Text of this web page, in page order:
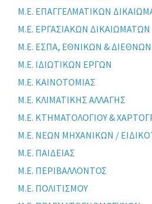
Μ.Ε. ΕΠΑΓΓΕΛΜΑΤΙΚΩΝ
Μ.Ε. ΕΡΓΑΣΙΑΚΩΝ ΔΙΚΑΙΩΜΑΤΩΝ
Μ.Ε. ΕΣΠΑ, ΕΘΝΙΚΩΝ &
Μ.Ε. ΙΔΙΩΤΙΚΩΝ ΕΡΓΩΝ
Μ.Ε. ΚΑΙΝΟΤΟΜΙΑΣ
Μ.Ε. ΚΛΙΜΑΤΙΚΗΣ ΑΛΛΑΓΗΣ
Μ.Ε. ΚΤΗΜΑΤΟΛΟΓΙΟΥ &
Μ.Ε. ΝΕΩΝ ΜΗΧΑΝΙΚΩΝ /
Μ.Ε. ΠΑΙΔΕΙΑΣ
Μ.Ε. ΠΕΡΙΒΑΛΛΟΝΤΟΣ
Μ.Ε. ΠΟΛΙΤΙΣΜΟΥ